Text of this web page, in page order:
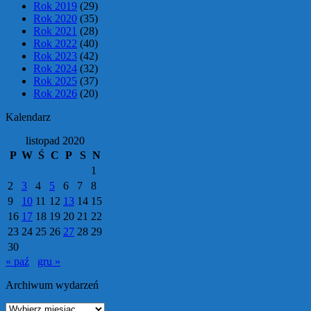
Rok 2019 (29)
Rok 2020 (35)
Rok 2021 (28)
Rok 2022 (40)
Rok 2023 (42)
Rok 2024 (32)
Rok 2025 (37)
Rok 2026 (20)
Kalendarz
listopad 2020
P W Ś C P S N
1
2
3 4 5 6 7
8
9
10 11 12 13 14 15
16 17 18 19 20 21 22
23 24 25 26 27 28 29
30
« paź
gru »
Archiwum wydarzeń
Archiwum